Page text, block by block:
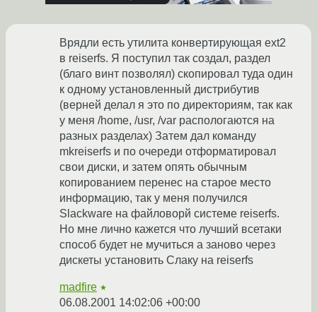
Врядли есть утилита конвертирующая ext2
в reiserfs. Я поступил так создал, раздел
(благо винт позволял) скопировал туда один
к одному установленный дистрибутив
(верней делал я это по директориям, так как
у меня /home, /usr, /var распологаются на
разных разделах) Затем дал команду
mkreiserfs и по очереди отформатировал
свои диски, и затем опять обычным
копированием перенес на старое место
информацию, так у меня получился
Slackware на файловорй системе reiserfs.
Но мне лично кажется что лучший всетаки
способ будет не мучиться а заново через
дискеты установить Слаку на reiserfs
madfire ★
06.08.2001 14:02:06 +00:00